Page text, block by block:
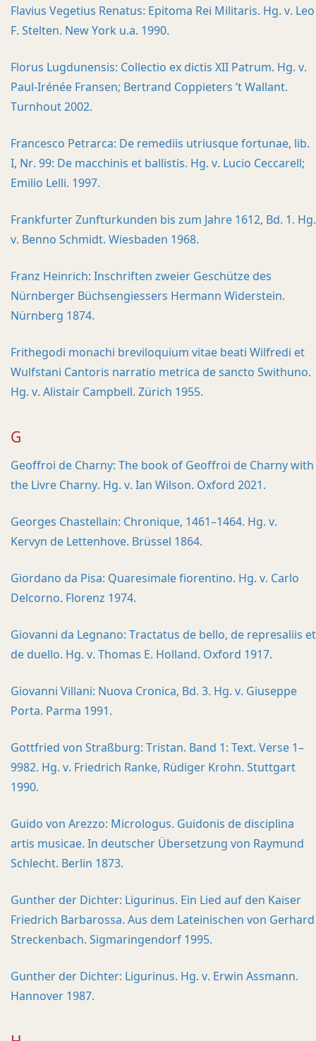
Flavius Vegetius Renatus: Epitoma Rei Militaris. Hg. v. Leo
F. Stelten. New York u.a. 1990.
Florus Lugdunensis: Collectio ex dictis XII Patrum. Hg. v.
Paul-Irénée Fransen; Bertrand Coppieters ’t Wallant.
Turnhout 2002.
Francesco Petrarca: De remediis utriusque fortunae, lib.
I, Nr. 99: De macchinis et ballistis. Hg. v. Lucio Ceccarell;
Emilio Lelli. 1997.
Frankfurter Zunfturkunden bis zum Jahre 1612, Bd. 1. Hg.
v. Benno Schmidt. Wiesbaden 1968.
Franz Heinrich: Inschriften zweier Geschütze des
Nürnberger Büchsengiessers Hermann Widerstein.
Nürnberg 1874.
Frithegodi monachi breviloquium vitae beati Wilfredi et
Wulfstani Cantoris narratio metrica de sancto Swithuno.
Hg. v. Alistair Campbell. Zürich 1955.
G
Geoffroi de Charny: The book of Geoffroi de Charny with
the Livre Charny. Hg. v. Ian Wilson. Oxford 2021.
Georges Chastellain: Chronique, 1461–1464. Hg. v.
Kervyn de Lettenhove. Brüssel 1864.
Giordano da Pisa: Quaresimale fiorentino. Hg. v. Carlo
Delcorno. Florenz 1974.
Giovanni da Legnano: Tractatus de bello, de represaliis et
de duello. Hg. v. Thomas E. Holland. Oxford 1917.
Giovanni Villani: Nuova Cronica, Bd. 3. Hg. v. Giuseppe
Porta. Parma 1991.
Gottfried von Straßburg: Tristan. Band 1: Text. Verse 1–
9982. Hg. v. Friedrich Ranke, Rüdiger Krohn. Stuttgart
1990.
Guido von Arezzo: Micrologus. Guidonis de disciplina
artis musicae. In deutscher Übersetzung von Raymund
Schlecht. Berlin 1873.
Gunther der Dichter: Ligurinus. Ein Lied auf den Kaiser
Friedrich Barbarossa. Aus dem Lateinischen von Gerhard
Streckenbach. Sigmaringendorf 1995.
Gunther der Dichter: Ligurinus. Hg. v. Erwin Assmann.
Hannover 1987.